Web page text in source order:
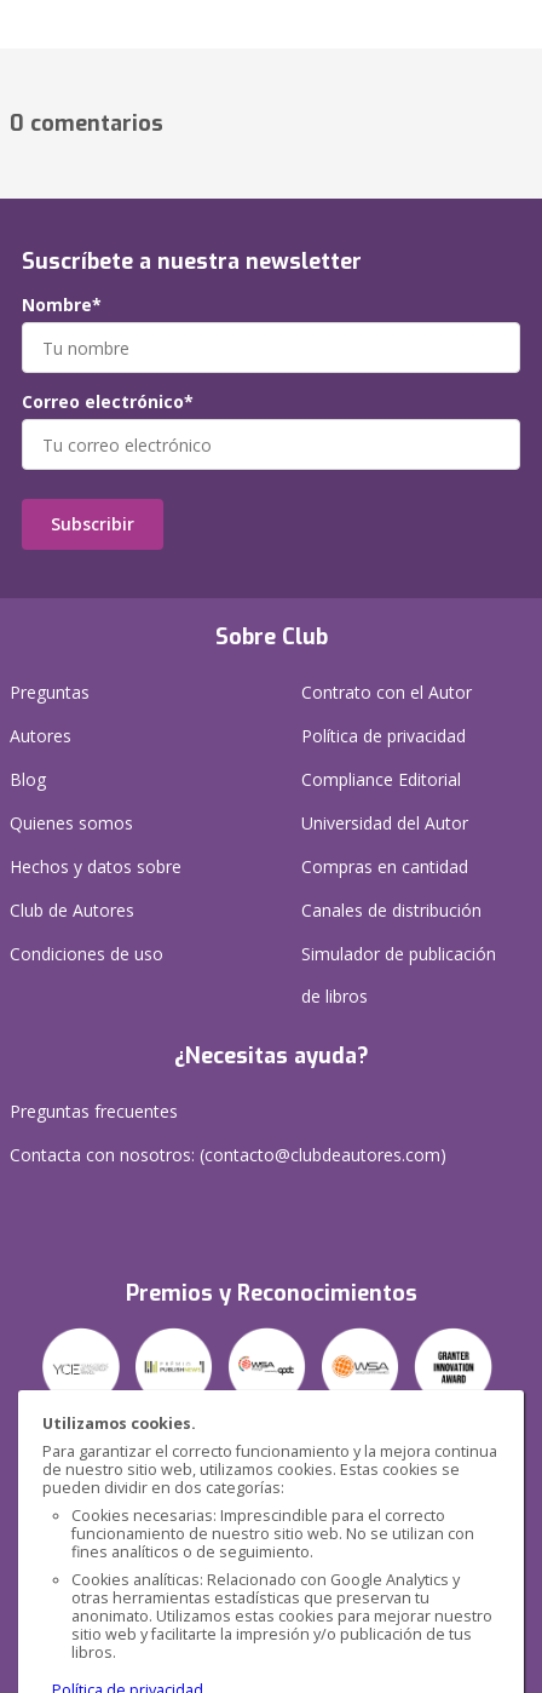
Utilizamos cookies.
Para garantizar el correcto funcionamiento y la mejora continua
de nuestro sitio web, utilizamos cookies. Estas cookies se
pueden dividir en dos categorías:
Cookies necesarias: Imprescindible para el correcto
funcionamiento de nuestro sitio web. No se utilizan con
fines analíticos o de seguimiento.
Cookies analíticas: Relacionado con Google Analytics y
otras herramientas estadísticas que preservan tu
anonimato. Utilizamos estas cookies para mejorar nuestro
sitio web y facilitarte la impresión y/o publicación de tus
libros.
0 comentarios
Sobre Club
Preguntas
Autores
Blog
Quienes somos
Hechos y datos sobre
Club de Autores
Condiciones de uso
Contrato con el Autor
Política de privacidad
Compliance Editorial
Universidad del Autor
Compras en cantidad
Canales de distribución
Simulador de publicación
de libros
¿Necesitas ayuda?
Preguntas frecuentes
Contacta con nosotros: (contacto@clubdeautores.com)
Premios y Reconocimientos
Seguridad
Redes sociales
Suscríbete a nuestra newsletter
Nombre*
Correo electrónico*
Subscribir